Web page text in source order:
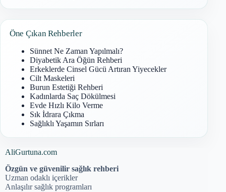
Öne Çıkan Rehberler
Sünnet Ne Zaman Yapılmalı?
Diyabetik Ara Öğün Rehberi
Erkeklerde Cinsel Gücü Artıran Yiyecekler
Cilt Maskeleri
Burun Estetiği Rehberi
Kadınlarda Saç Dökülmesi
Evde Hızlı Kilo Verme
Sık İdrara Çıkma
Sağlıklı Yaşamın Sırları
AliGurtuna.com
Özgün ve güvenilir sağlık rehberi
Uzman odaklı içerikler
Anlaşılır sağlık programları